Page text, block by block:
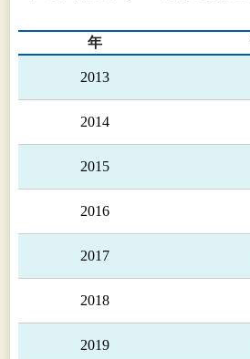
年
2013
2014
2015
2016
2017
2018
2019